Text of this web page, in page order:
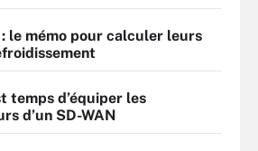
le mémo pour calculer leurs
temps d’équiper les
d’un SD-WAN